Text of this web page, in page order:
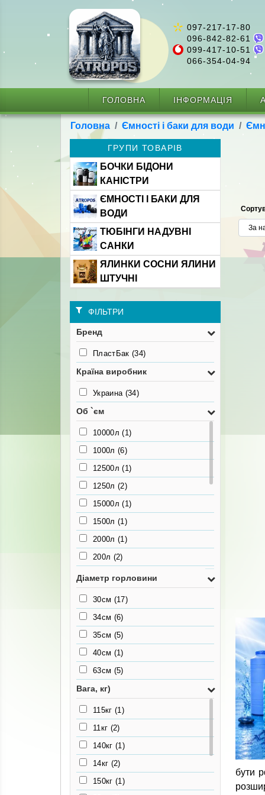
097-217-17-80
096-842-82-61
099-417-10-51
066-354-04-94
ГОЛОВНА ІНФОРМАЦІЯ
Головна Ємності і баки для води
ГРУПИ ТОВАРІВ
БОЧКИ БІДОНИ
КАНІСТРИ
ЄМНОСТІ І БАКИ ДЛЯ
ВОДИ
ТЮБІНГИ НАДУВНІ
САНКИ
ЯЛИНКИ СОСНИ ЯЛИНИ
ШТУЧНІ
ФІЛЬТРИ
Бренд
ПластБак (34)
Країна виробник
Украина (34)
Об `єм
10000л(1)
1000л (6)
12500л(1)
1250л (2)
15000л(1)
1500л (1)
2000л (1)
200л (2)
2500л(1)
300л(5)
3500л(1)
4000л(1)
4500л(1)
5000л(1)
500л(3)
7000л(1)
7500л(1)
750л(3)
Діаметр горловини
30см (17)
34см (6)
35см (5)
40см (1)
63см (5)
Вага, кг)
115кг (1)
11кг (2)
140кг (1)
14кг (2)
150кг (1)
бути